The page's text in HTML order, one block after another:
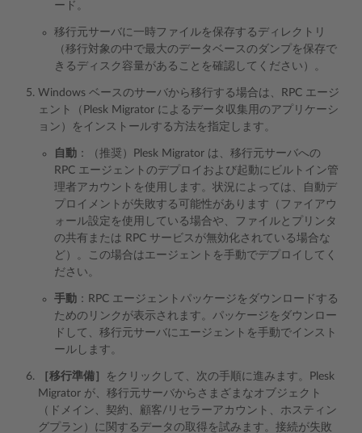
ード。
移行元サーバに一時ファイルを保存するディレクトリ
（移行対象の中で最大のデータベースのダンプを保存で
きるディスク容量があることを確認してください）。
Windows ベースのサーバから移行する場合は、RPC エージ
ェント（Plesk Migrator によるデータ収集用のアプリケーシ
ョン）をインストールする方法を指定します。
自動 ：（推奨）Plesk Migrator は、移行元サーバへの
RPC エージェントのデプロイおよび起動にビルトイン管
理者アカウントを使用します。状況によっては、自動デ
プロイメントが失敗する可能性があります（ファイアウ
ォール設定を使用している場合や、ファイルとプリンタ
の共有または RPC サービスが無効化されている場合な
ど）。この場合はエージェントを手動でデプロイしてく
ださい。
手動 ：RPC エージェントパッケージをダウンロードする
ためのリンクが表示されます。パッケージをダウンロー
ドして、移行元サーバにエージェントを手動でインスト
ールします。
［移行準備］
をクリックして、次の手順に進みます。Plesk
Migrator が、移行元サーバからさまざまなオブジェクト
（ドメイン、契約、顧客/リセラーアカウント、ホスティン
グプラン）に関するデータの取得を試みます。接続が失敗